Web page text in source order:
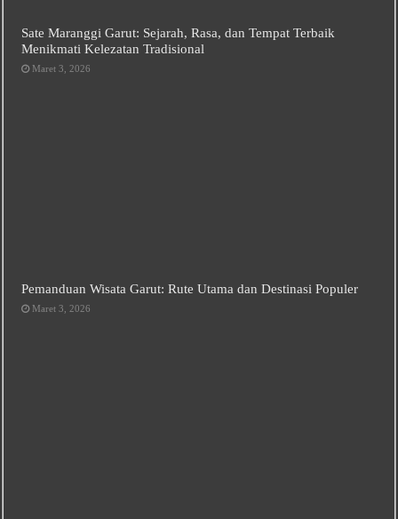
Sate Maranggi Garut: Sejarah, Rasa, dan Tempat Terbaik
Menikmati Kelezatan Tradisional
Maret 3, 2026
Pemanduan Wisata Garut: Rute Utama dan Destinasi Populer
Maret 3, 2026